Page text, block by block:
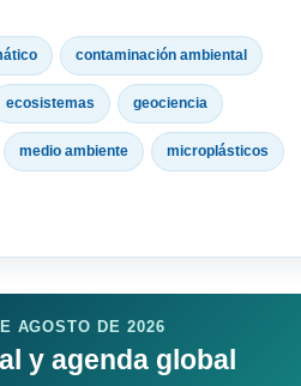
contaminación ambiental
ecosistemas geociencia
medio ambiente microplásticos
AGOSTO DE 2026
y agenda global